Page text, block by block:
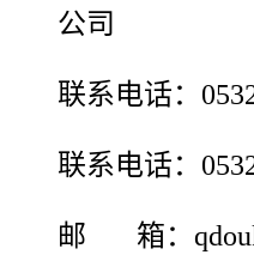
公司
联系电话：
联系电话：
邮 箱：